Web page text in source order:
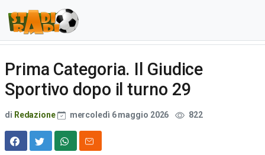
Prima Categoria. Il Giudice
Sportivo dopo il turno 29
di Redazione mercoledì 6 maggio 2026 822